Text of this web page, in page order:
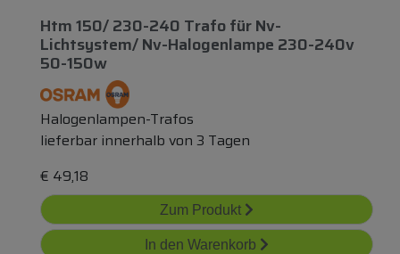
Htm 150/ 230-240 TrafofürNv-
Lichtsystem/ Nv-Halogenlampe 230-240v
50-150w
Halogenlampen-Trafos
lieferbar innerhalb von 3 Tagen
€ 49,18
Zum Produkt
In den Warenkorb